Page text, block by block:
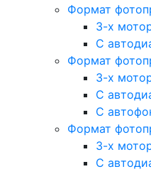
Формат
3-х
С
Формат
3-х
С
С
Формат
3-х
С